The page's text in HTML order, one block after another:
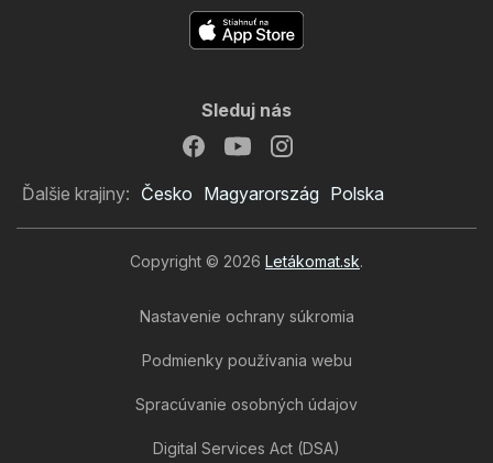
Sleduj nás
Ďalšie krajiny: Česko Magyarország Polska
Copyright © 2026 Letákomat.sk.
Nastavenie ochrany súkromia
Podmienky používania webu
Spracúvanie osobných údajov
Digital Services Act (DSA)